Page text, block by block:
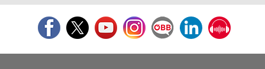
FacebookTwitterYoutubeInstagramÖBB Corporate Blog
LinkedInPodcast